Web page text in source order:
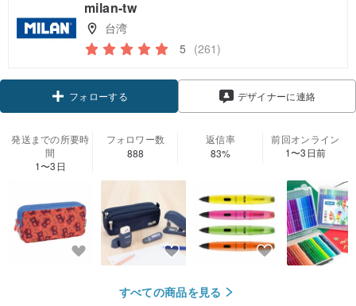
milan-tw
台湾
5 (261)
クーポン取得
フォローする
デザイナーに連絡
発送までの所要時
間
1〜3日
フォロワー数
888
返信率
83%
前回オンライン
1〜3日前
すべての商品を見る